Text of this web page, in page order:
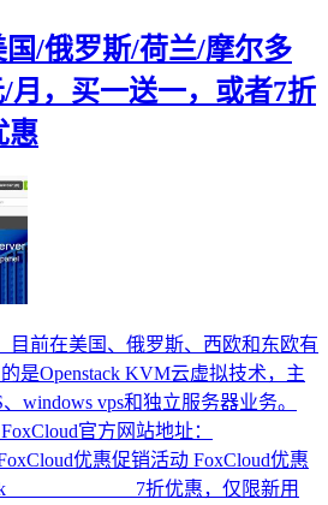
国/俄罗斯/荷兰/摩尔多
月，买一送一，或者7折
惠
目前在美国、俄罗斯、西欧和东欧有
是Openstack KVM云虚拟技术，主
windows vps和独立服务器业务。
官方网站地址：
优惠促销活动 FoxСloud优惠
talk 7折优惠，仅限新用